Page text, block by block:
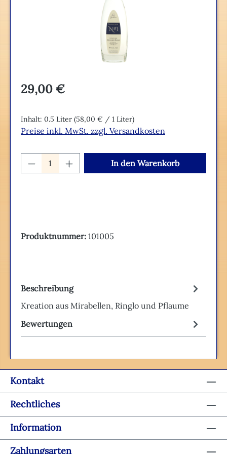
Regulärer Preis:
29,00 €
Inhalt: 0.5 Liter (58,00 € / 1 Liter)
Preise inkl. MwSt. zzgl. Versandkosten
Produkt Anzahl: Gib den
In den Warenkorb
Produktnummer: 101005
Beschreibung
Kreation aus Mirabellen, Ringlo und Pflaume
Bewertungen
Kontakt
Rechtliches
Information
Zahlungsarten